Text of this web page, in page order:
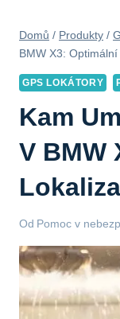
Domů / Produkty /
BMW X3:
GPS LOKÁTORY
Kam
V BMW
Od Pomoc v